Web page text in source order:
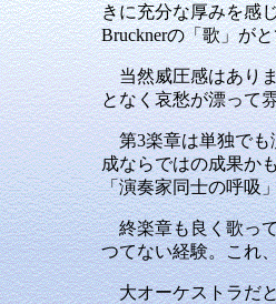
きに充分な厚みを感
Brucknerの「歌」が
当然威圧感はありま
となく哀愁が漂って
第3楽章は単独でも
成ならではの成果か
「演奏家同士の呼吸
終楽章も良く歌って
つてない経験。これ
大オーケストラだと